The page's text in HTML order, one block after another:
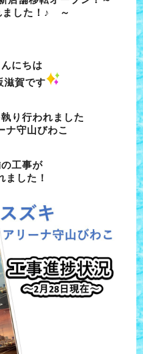
した！♪ ～
にちは
滋賀です
り行われました
ナ守山びわこ
工事が
ました！